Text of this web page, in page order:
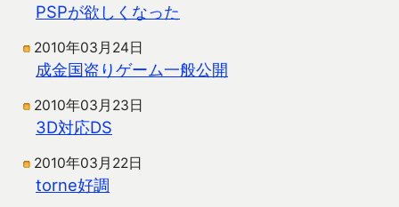
PSPが欲しくなった
2010年03月24日
成金国盗りゲーム一般公開
2010年03月23日
3D対応DS
2010年03月22日
torne好調